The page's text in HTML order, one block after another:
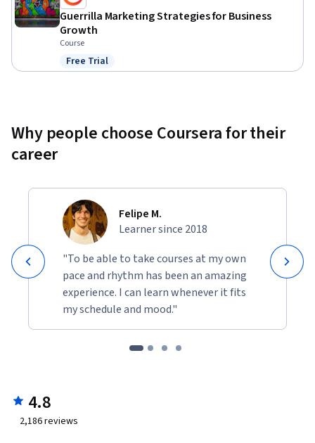
Guerrilla Marketing Strategies for Business
Growth
Course
Status: Free Trial
Free Trial
Why people choose Coursera for their
career
Felipe M.
Learner since 2018
"To be able to take courses at my own
pace and rhythm has been an amazing
experience. I can learn whenever it fits
my schedule and mood."
4.8
2,186reviews